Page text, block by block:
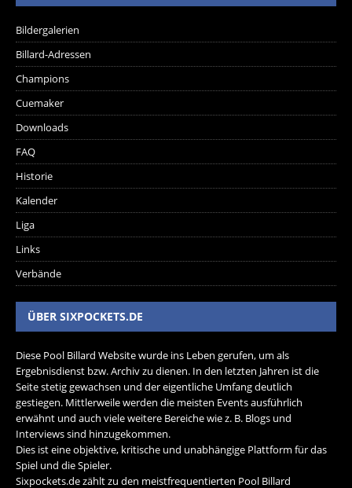
Bildergalerien
Billard-Adressen
Champions
Cuemaker
Downloads
FAQ
Historie
Kalender
Liga
Links
Verbände
ÜBER SIXPOCKETS.DE
Diese Pool Billard Website wurde ins Leben gerufen, um als
Ergebnisdienst bzw. Archiv zu dienen. In den letzten Jahren ist die
Seite stetig gewachsen und der eigentliche Umfang deutlich
gestiegen. Mittlerweile werden die meisten Events ausführlich
erwähnt und auch viele weitere Bereiche wie z. B. Blogs und
Interviews sind hinzugekommen.
Dies ist eine objektive, kritische und unabhängige Plattform für das
Spiel und die Spieler.
Sixpockets.de zählt zu den meistfrequentierten Pool Billard